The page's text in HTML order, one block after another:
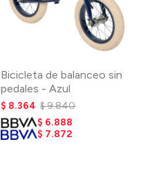
Bicicleta de balanceo sin
pedales - Azul
$ 8.364 $9.840
$ 6.888
$ 7.872